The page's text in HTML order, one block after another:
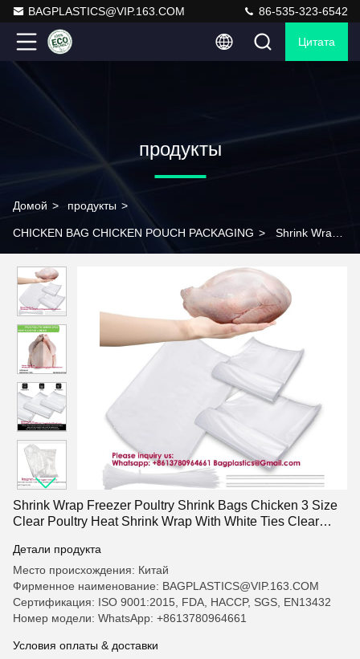
BAGPLASTICS@VIP.163.COM 86-535-323-6542
Цитата
продукты
Домой > продукты >
CHICKEN BAG CHICKEN POUCH PACKAGING > Shrink Wrap
Shrink Wrap With White Ties Clear Silicone Straw For Rabbits
Turkey Meat Food Storage
Shrink Wrap Freezer Poultry Shrink Bags Chicken 3 Size
Clear Poultry Heat Shrink Wrap With White Ties Clear
Детали продукта
Место происхождения: Китай
Фирменное наименование: BAGPLASTICS@VIP.163.COM
Сертификация: ISO 9001:2015, FDA, HACCP, SGS, EN13432
Номер модели: WhatsApp: +8613780964661
Условия оплаты & доставки